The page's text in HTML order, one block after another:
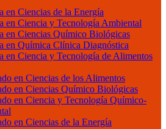
en Ciencias de la Energía
en Ciencia y Tecnología Ambiental
en Ciencias Químico Biológicas
en Química Clínica Diagnóstica
en Ciencia y Tecnología de Alimentos
en Ciencias de los Alimentos
en Ciencias Químico Biológicas
en Ciencia y Tecnología Químico-
en Ciencias de la Energía